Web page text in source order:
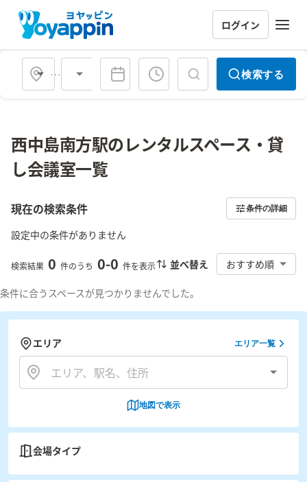
ログイン
会場タイプ 検索する
西中島南方駅のレンタルスペース・貸
し会議室一覧
現在の検索条件 条件の詳細
設定中の条件がありません
検索結果 0 件のうち 0-0 件を表示 並べ替え おすすめ順
条件に合うスペースが見つかりませんでした。
エリア エリア一覧
地図で表示
会場タイプ